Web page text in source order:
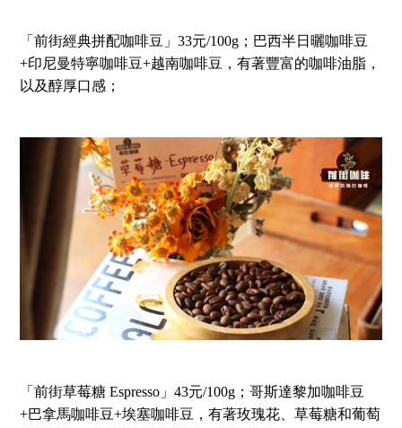
「前街經典拼配咖啡豆」33元/100g；巴西半日曬咖啡豆
+印尼曼特寧咖啡豆+越南咖啡豆，有著豐富的咖啡油脂，
以及醇厚口感；
「前街草莓糖 Espresso」43元/100g；哥斯達黎加咖啡豆
+巴拿馬咖啡豆+埃塞咖啡豆，有著玫瑰花、草莓糖和葡萄